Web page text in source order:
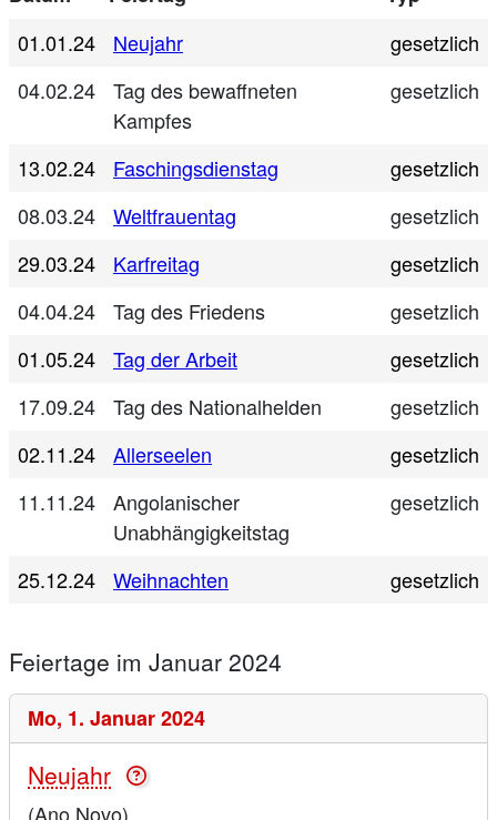
01.01.24
Neujahr
gesetzlich
04.02.24
Tag des bewaffneten
Kampfes
gesetzlich
13.02.24 Faschingsdienstag
gesetzlich
08.03.24
Weltfrauentag
gesetzlich
29.03.24
Karfreitag
gesetzlich
04.04.24
Tag des Friedens
gesetzlich
01.05.24
Tag der Arbeit
gesetzlich
17.09.24
Tag des Nationalhelden
gesetzlich
02.11.24
Allerseelen
gesetzlich
11.11.24
Angolanischer
Unabhängigkeitstag
gesetzlich
25.12.24 Weihnachten gesetzlich
Feiertage im Januar 2024
Mo, 1. Januar 2024
Neujahr
(Ano Novo)